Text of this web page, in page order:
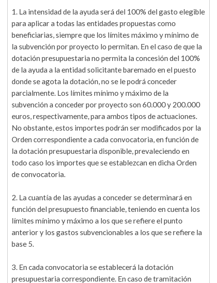
1. La intensidad de la ayuda será del 100% del gasto elegible
para aplicar a todas las entidades propuestas como
beneficiarias, siempre que los límites máximo y mínimo de
la subvención por proyecto lo permitan. En el caso de que la
dotación presupuestaria no permita la concesión del 100%
de la ayuda a la entidad solicitante baremado en el puesto
donde se agota la dotación, no se le podrá conceder
parcialmente. Los límites mínimo y máximo de la
subvención a conceder por proyecto son 60.000 y 200.000
euros, respectivamente, para ambos tipos de actuaciones.
No obstante, estos importes podrán ser modificados por la
Orden correspondiente a cada convocatoria, en función de
la dotación presupuestaria disponible, prevaleciendo en
todo caso los importes que se establezcan en dicha Orden
de convocatoria.
2. La cuantía de las ayudas a conceder se determinará en
función del presupuesto financiable, teniendo en cuenta los
límites mínimo y máximo a los que se refiere el punto
anterior y los gastos subvencionables a los que se refiere la
base 5.
3. En cada convocatoria se establecerá la dotación
presupuestaria correspondiente. En caso de tramitación